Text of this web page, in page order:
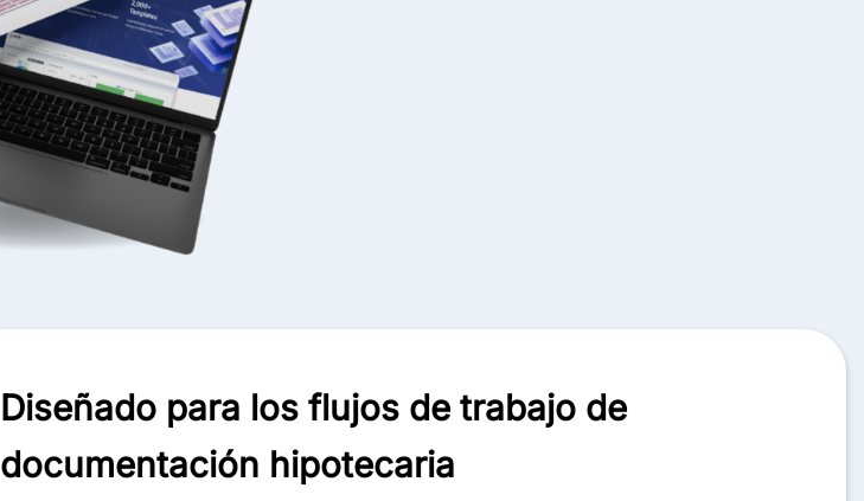
Diseñado para los flujos de trabajo de
documentación hipotecaria